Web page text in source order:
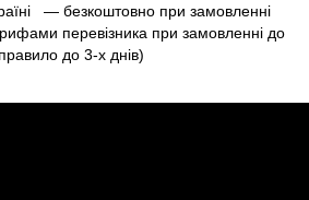
— безкоштовно при замовленні
перевізника при замовленні до
до 3-х днів)